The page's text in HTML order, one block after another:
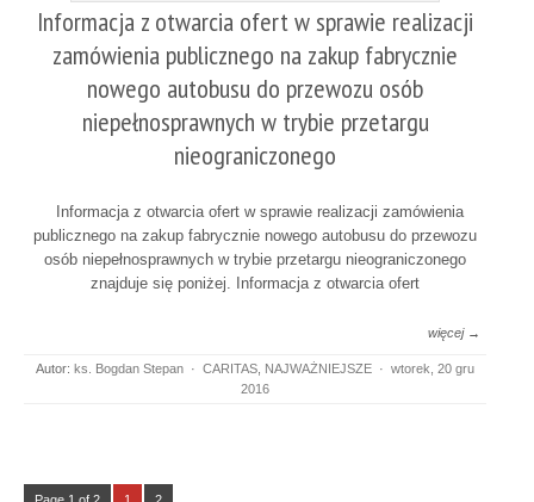
Informacja z otwarcia ofert w sprawie realizacji
zamówienia publicznego na zakup fabrycznie
nowego autobusu do przewozu osób
niepełnosprawnych w trybie przetargu
nieograniczonego
Informacja z otwarcia ofert w sprawie realizacji zamówienia
publicznego na zakup fabrycznie nowego autobusu do przewozu
osób niepełnosprawnych w trybie przetargu nieograniczonego
znajduje się poniżej. Informacja z otwarcia ofert
więcej →
Autor: ks. Bogdan Stepan · CARITAS NAJWAŻNIEJSZE · wtorek, 20 gru
2016